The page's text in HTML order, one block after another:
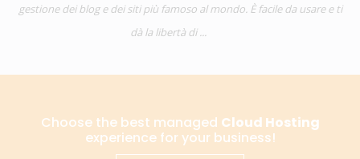
gestione dei blog e dei siti più famoso al mondo. È facile da usare e ti
dà la libertà di ...
Choose the best managed Cloud Hosting
experience for your business!